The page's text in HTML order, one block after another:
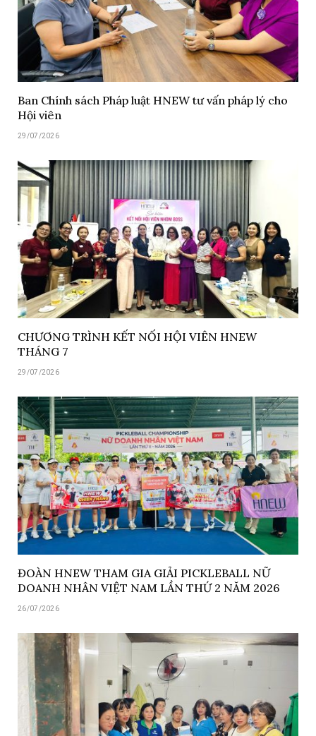
Ban Chính sách Pháp luật HNEW tư vấn pháp lý cho
Hội viên
29/07/2026
CHƯƠNG TRÌNH KẾT NỐI HỘI VIÊN HNEW
THÁNG 7
29/07/2026
ĐOÀN HNEW THAM GIA GIẢI PICKLEBALL NỮ
DOANH NHÂN VIỆT NAM LẦN THỨ 2 NĂM 2026
26/07/2026